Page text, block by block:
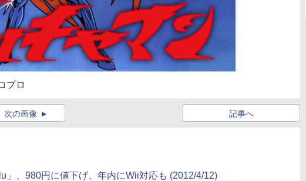
プロ
記事へ
次の画像
」、980円に値下げ、年内にWii対応も (2012/4/12)